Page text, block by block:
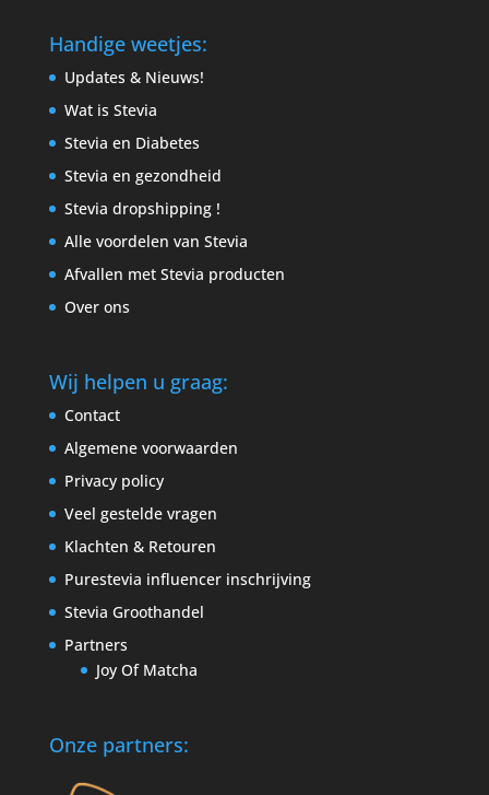
Handige weetjes:
Updates & Nieuws!
Wat is Stevia
Stevia en Diabetes
Stevia en gezondheid
Stevia dropshipping !
Alle voordelen van Stevia
Afvallen met Stevia producten
Over ons
Wij helpen u graag:
Contact
Algemene voorwaarden
Privacy policy
Veel gestelde vragen
Klachten & Retouren
Purestevia influencer inschrijving
Stevia Groothandel
Partners
Joy Of Matcha
Onze partners: